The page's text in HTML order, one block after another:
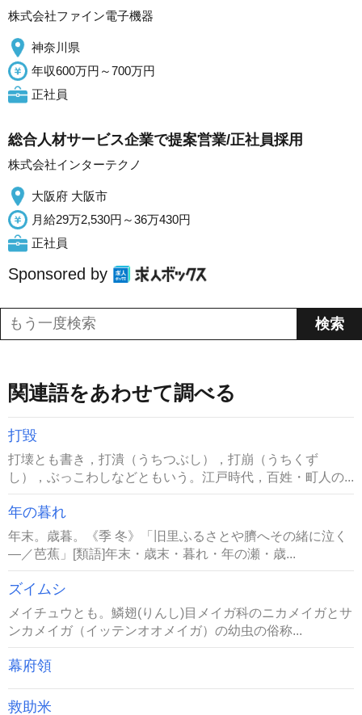
株式会社ファイン電子機器
神奈川県
年収600万円～700万円
正社員
総合人材サービス企業で提案営業/正社員採用
株式会社インターテクノ
大阪府 大阪市
月給29万2,530円～36万430円
正社員
Sponsored by
関連語をあわせて調べる
打毀
打壊とも書き，打潰（うちつぶし），打崩（うちくず
し），ぶっこわしなどともいう。江戸時代，百姓・町人の...
年の暮れ
年末。歳暮。《季 冬》「旧里ふるさとや臍へその緒に泣く
―／芭蕉」[類語]年末・歳末・暮れ・年の瀬・歳...
ズイムシ
メイチュウとも。鱗翅(りんし)目メイガ科のニカメイガとサ
ンカメイガ（イッテンオオメイガ）の幼虫の俗称...
幕府領
救助米